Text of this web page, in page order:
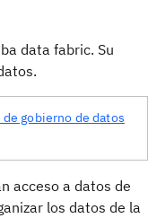
data fabric. Su
gobierno de datos
acceso a datos de
los datos de la